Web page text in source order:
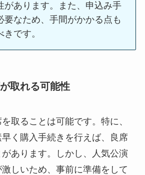
があります。また、申込み手
要なため、手間がかかる点も
です。
取れる可能性
取ることは可能です。特に、
く購入手続きを行えば、良席
あります。しかし、人気公演
しいため、事前に準備をして